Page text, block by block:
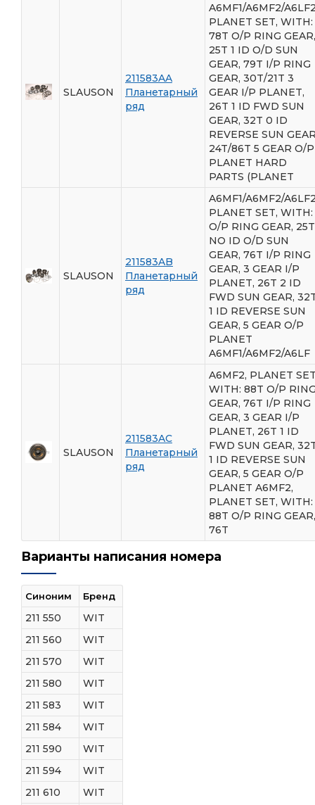
SLAUSON
211583AA
Планетарный
ряд
A6MF1/A6MF2/
PLANET SET, WITH:
78T O/P RING GEAR,
25T 1 ID O/D SUN
GEAR, 79T I/P RING
GEAR, 30T/21T 3
GEAR I/P PLANET,
26T 1 ID FWD SUN
GEAR, 32T 0 ID
REVERSE SUN
24T/86T 5 GEAR O/P
PLANET HARD
PARTS (PLANET
SLAUSON
211583AB
Планетарный
ряд
A6MF1/A6MF2/
PLANET SET, WITH:
O/P RING GEAR, 25T
NO ID O/D SUN
GEAR, 76T I/P RING
GEAR, 3 GEAR I/P
PLANET, 26T 2 ID
FWD SUN GEAR,
1 ID REVERSE SUN
GEAR, 5 GEAR O/P
PLANET
A6MF1/A6MF2/A6LF
SLAUSON
211583AC
Планетарный
ряд
A6MF2, PLANET
WITH: 88T O/P
GEAR, 76T I/P RING
GEAR, 3 GEAR I/P
PLANET, 26T 1 ID
FWD SUN GEAR,
1 ID REVERSE SUN
GEAR, 5 GEAR O/P
PLANET A6MF2,
PLANET SET, WITH:
88T O/P RING GEAR,
76T
Варианты написания номера
Синоним Бренд
211 550
WIT
211 560
WIT
211 570
WIT
211 580
WIT
211 583
WIT
211 584
WIT
211 590
WIT
211 594
WIT
211 610
WIT